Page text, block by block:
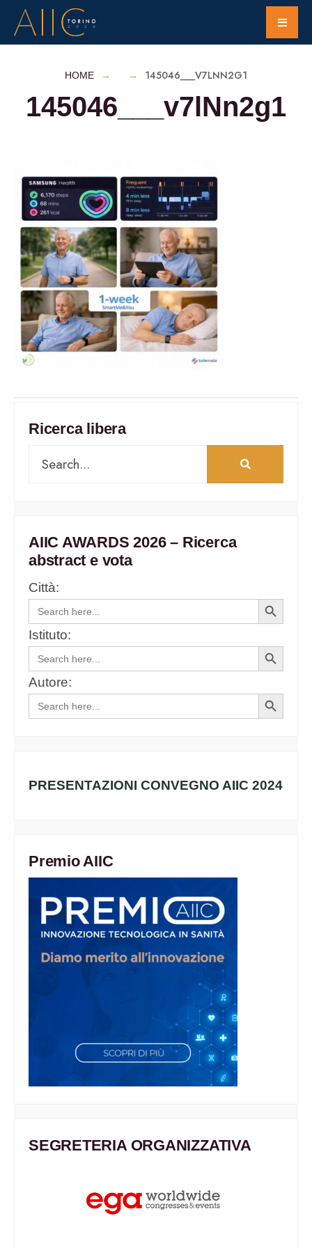
HOME 145046___V7LNN2G1
145046___v7lNn2g1
Ricerca libera
AIIC AWARDS 2026 – Ricerca
abstract e vota
Città:
Search
for:
Search
Button
Istituto:
Search
for:
Search
Button
Autore:
Search
for:
Search
Button
PRESENTAZIONI CONVEGNO AIIC 2024
Premio AIIC
SEGRETERIA ORGANIZZATIVA